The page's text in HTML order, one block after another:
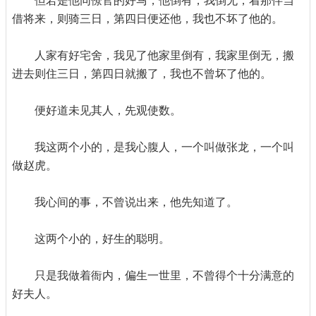
借将来，则骑三日，第四日便还他，我也不坏了他的。
人家有好宅舍，我见了他家里倒有，我家里倒无，搬
进去则住三日，第四日就搬了，我也不曾坏了他的。
便好道未见其人，先观使数。
我这两个小的，是我心腹人，一个叫做张龙，一个叫
做赵虎。
我心间的事，不曾说出来，他先知道了。
这两个小的，好生的聪明。
只是我做着衙内，偏生一世里，不曾得个十分满意的
好夫人。